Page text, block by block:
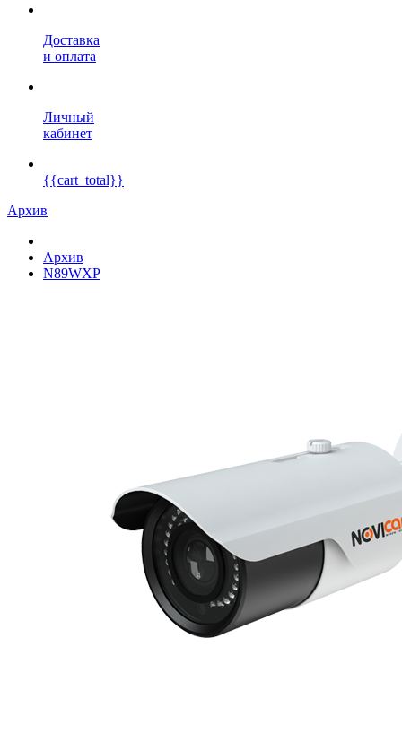
Доставка
и оплата
Личный
кабинет
{{cart_total}}
Архив
Архив
N89WXP